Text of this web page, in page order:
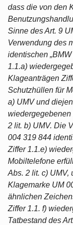
dass die von den
Sinne des Art. 9
Verwendung des
identischen
1.1.a)
Klageanträgen
Schutzhüllen für
a) UMV und
wiedergegebenen
2 lit. b) UMV. Die
004 319 844
Ziffer 1.1.e)
Mobiltelefone
Abs. 2 lit. c) UMV,
Klagemarke UM
ähnlichen
Ziffer 1.1. f)
Tatbestand des